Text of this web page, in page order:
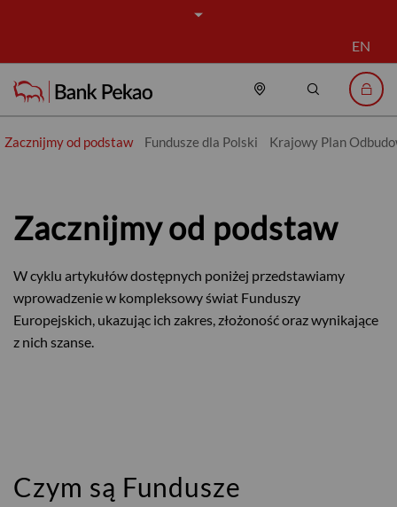
EN
Zacznijmy od podstaw Fundusze dla Polski Krajowy Plan
Placówki i
Szukaj
Zacznijmy od podstaw
W cyklu artykułów dostępnych poniżej przedstawiamy
wprowadzenie w kompleksowy świat Funduszy
Europejskich, ukazując ich zakres, złożoność oraz wynikające
z nich szanse.
Czym są Fundusze